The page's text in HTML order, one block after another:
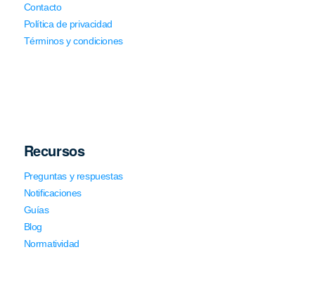
Contacto
Política de privacidad
Términos y condiciones
Recursos
Preguntas y respuestas
Notificaciones
Guías
Blog
Normatividad